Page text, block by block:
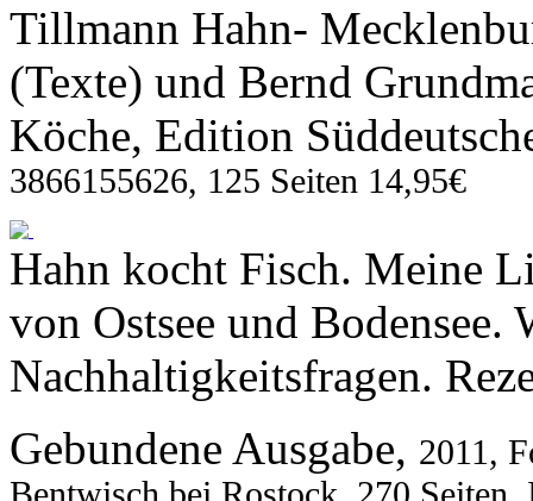
Tillmann Hahn-
(Texte) und Bernd
Köche, Edition
3866155626, 125 Seiten 14,95€
Hahn kocht Fisch. Meine
von Ostsee und Bodensee.
Nachhaltigkeitsfragen.
Gebundene Ausgabe, 2011,